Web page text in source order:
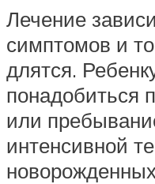
Лечение
симптомов и
длятся.
понадобиться
или
интенсивной